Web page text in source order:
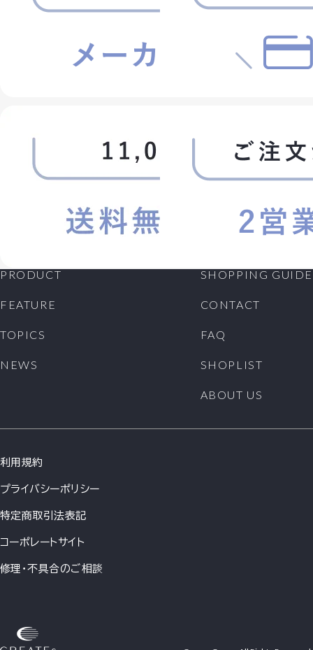
PRODUCT
FEATURE
TOPICS
NEWS
SHOPPING GUIDE
CONTACT
FAQ
SHOPLIST
ABOUT US
利用規約
プライバシーポリシー
特定商取引法表記
コーポレートサイト
修理・不具合のご相談